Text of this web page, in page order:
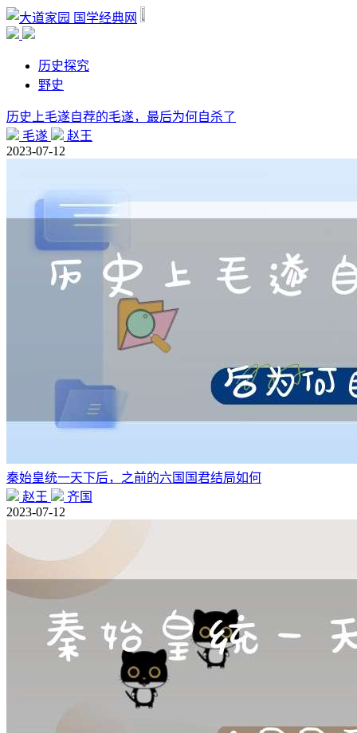
国学经典网
历史探究
野史
历史上毛遂自荐的毛遂，最后为何自杀了
毛遂
赵王
2023-07-12
秦始皇统一天下后，之前的六国国君结局如何
赵王
齐国
2023-07-12